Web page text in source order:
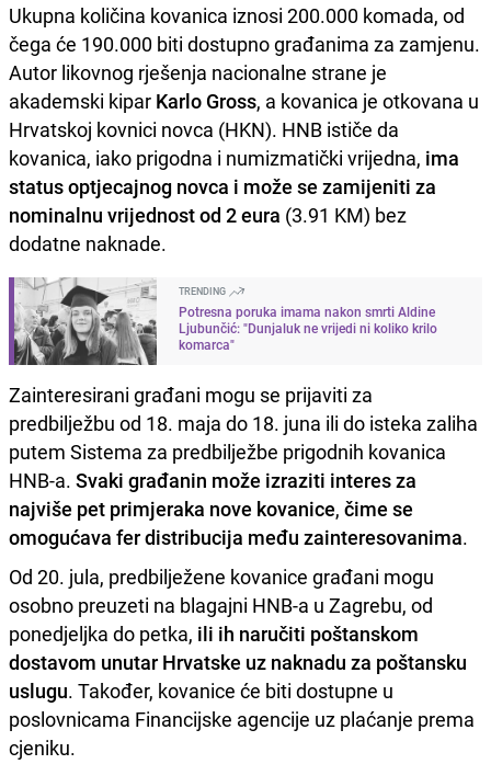
Ukupna količina kovanica iznosi 200.000 komada, od
čega će 190.000 biti dostupno građanima za zamjenu.
Autor likovnog rješenja nacionalne strane je
akademski kipar Karlo Gross, a kovanica je otkovana u
Hrvatskoj kovnici novca (HKN). HNB ističe da
kovanica, iako prigodna i numizmatički vrijedna, ima
status optjecajnog novca i može se zamijeniti za
nominalnu vrijednost od 2 eura (3.91 KM) bez
dodatne naknade.
TRENDING
Potresna poruka imama nakon smrti Aldine
Ljubunčić: "Dunjaluk ne vrijedi ni koliko krilo
komarca"
Zainteresirani građani mogu se prijaviti za
predbilježbu od 18. maja do 18. juna ili do isteka zaliha
putem Sistema za predbilježbe prigodnih kovanica
HNB-a. Svaki građanin može izraziti interes za
najviše pet primjeraka nove kovanice, čime se
omogućava fer distribucija među zainteresovanima.
Od 20. jula, predbilježene kovanice građani mogu
osobno preuzeti na blagajni HNB-a u Zagrebu, od
ponedjeljka do petka, ili ih naručiti poštanskom
dostavom unutar Hrvatske uz naknadu za poštansku
uslugu. Također, kovanice će biti dostupne u
poslovnicama Financijske agencije uz plaćanje prema
cjeniku.